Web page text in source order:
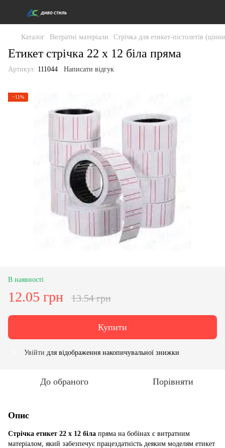
Каталог Витратні матеріали Стрічка для етикет-пістолетів
Етикет стрічка 22 х 12 біла пряма
Артикул: 111044 Написати відгук
−11%
В наявності
12.05 грн 13.54 грн
Купити
Увійти для відображення накопичувальної знижки
До обраного Порівняти
Опис
Стрічка етикет 22 х 12 біла пряма на бобінах є витратним
матеріалом, який забезпечує працездатність деяким моделям етикет